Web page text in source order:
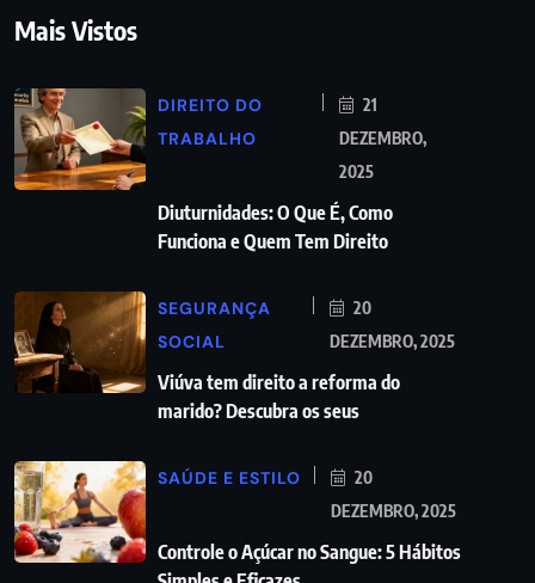
Mais Vistos
DIREITO DO
TRABALHO
21
DEZEMBRO,
2025
Diuturnidades: O Que É, Como
Funciona e Quem Tem Direito
SEGURANÇA
SOCIAL
20
DEZEMBRO, 2025
Viúva tem direito a reforma do
marido? Descubra os seus
SAÚDE E ESTILO
20
DEZEMBRO, 2025
Controle o Açúcar no Sangue: 5 Hábitos